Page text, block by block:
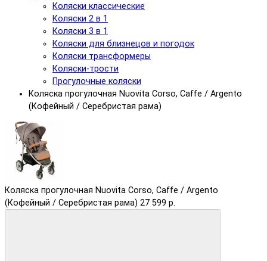
Коляски классические
Коляски 2 в 1
Коляски 3 в 1
Коляски для близнецов и погодок
Коляски трансформеры
Коляски-трости
Прогулочные коляски
Коляска прогулочная Nuovita Corso, Caffe / Argento
(Кофейный / Серебристая рама)
Коляска прогулочная Nuovita Corso, Caffe / Argento
(Кофейный / Серебристая рама) 27 599 р.